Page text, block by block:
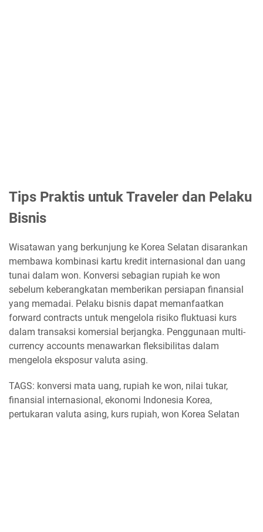
Tips Praktis untuk Traveler dan Pelaku
Bisnis
Wisatawan yang berkunjung ke Korea Selatan disarankan
membawa kombinasi kartu kredit internasional dan uang
tunai dalam won. Konversi sebagian rupiah ke won
sebelum keberangkatan memberikan persiapan finansial
yang memadai. Pelaku bisnis dapat memanfaatkan
forward contracts untuk mengelola risiko fluktuasi kurs
dalam transaksi komersial berjangka. Penggunaan multi-
currency accounts menawarkan fleksibilitas dalam
mengelola eksposur valuta asing.
TAGS: konversi mata uang, rupiah ke won, nilai tukar,
finansial internasional, ekonomi Indonesia Korea,
pertukaran valuta asing, kurs rupiah, won Korea Selatan